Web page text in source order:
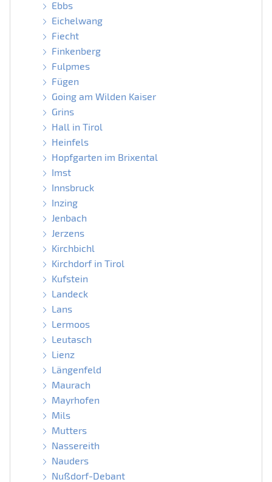
Ebbs
Eichelwang
Fiecht
Finkenberg
Fulpmes
Fügen
Going am Wilden Kaiser
Grins
Hall in Tirol
Heinfels
Hopfgarten im Brixental
Imst
Innsbruck
Inzing
Jenbach
Jerzens
Kirchbichl
Kirchdorf in Tirol
Kufstein
Landeck
Lans
Lermoos
Leutasch
Lienz
Längenfeld
Maurach
Mayrhofen
Mils
Mutters
Nassereith
Nauders
Nußdorf-Debant